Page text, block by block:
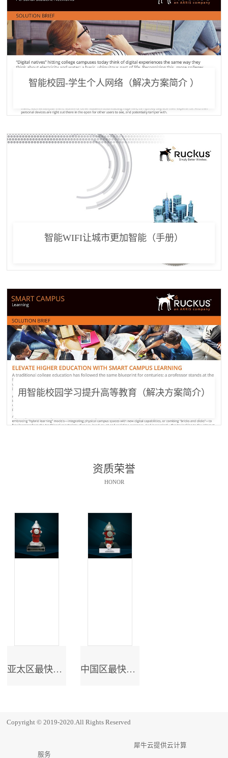
智能校园-学生个人网络（解决方案简介 ）
智能WIFI让城市更加智能（手册）
用智能校园学习提升高等教育（解决方案简介）
资质荣誉
HONOR
亚太区最快成长奖 中国区最快成长奖
Copyright © 2019-2020.All Rights Reserved
犀牛云提供云计算
服务